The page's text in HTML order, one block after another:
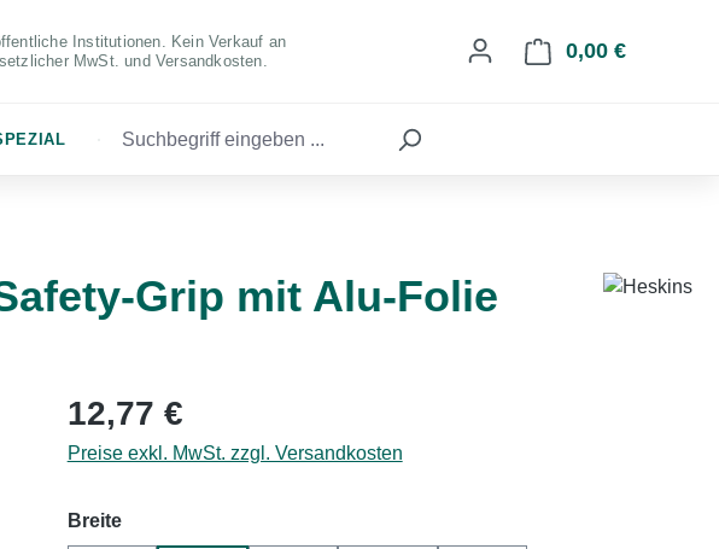
Institutionen. Kein Verkauf an
MwSt. und Versandkosten. 0,00 €
Grip mit Alu-Folie
Regulärer Preis:
12,77 €
Preise exkl. MwSt. zzgl. Versandkosten
Breiteauswählen